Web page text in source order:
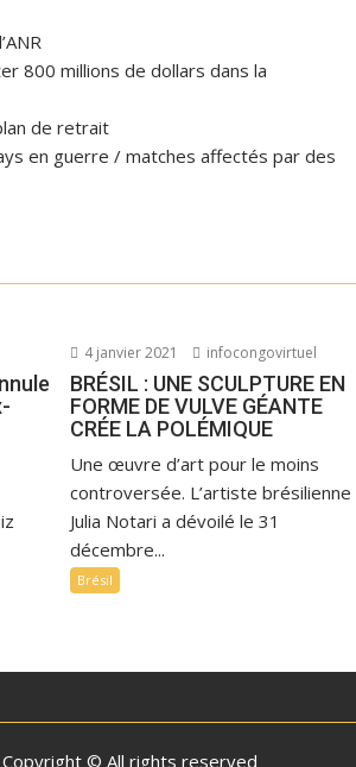
800 millions de dollars dans la
de retrait
en guerre / matches affectés par des
4 janvier 2021 infocongovirtuel
BRÉSIL : UNE SCULPTURE EN
FORME DE VULVE GÉANTE
CRÉE LA POLÉMIQUE
Une œuvre d’art pour le moins
controversée. L’artiste brésilienne
Julia Notari a dévoilé le 31
décembre...
Brésil
Copyright © All rights reserved